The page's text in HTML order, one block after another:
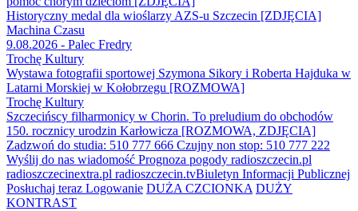
Historyczny medal dla wioślarzy AZS-u Szczecin [ZDJĘCIA]
Machina Czasu
9.08.2026 - Palec Fredry
Trochę Kultury
Wystawa fotografii sportowej Szymona Sikory i Roberta Hajduka w
Latarni Morskiej w Kołobrzegu [ROZMOWA]
Trochę Kultury
Szczecińscy filharmonicy w Chorin. To preludium do obchodów
150. rocznicy urodzin Karłowicza [ROZMOWA, ZDJĘCIA]
Zadzwoń do studia: 510 777 666 Czujny non stop: 510 777 222
Wyślij do nas wiadomość Prognoza pogody radioszczecin.pl
radioszczecinextra.pl radioszczecin.tvBiuletyn Informacji Publicznej
Posłuchaj teraz Logowanie DUŻA CZCIONKA DUŻY
KONTRAST